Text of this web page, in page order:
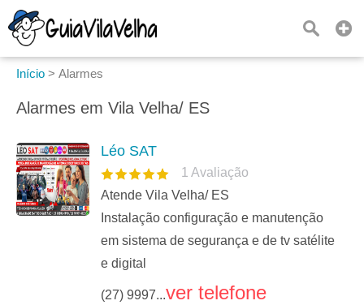
Início > Alarmes
Alarmes em Vila Velha/ ES
Léo SAT
1 Avaliação
Atende Vila Velha/ ES
Instalação configuração e manutenção
em sistema de segurança e de tv satélite
e digital
(27) 9997...ver telefone